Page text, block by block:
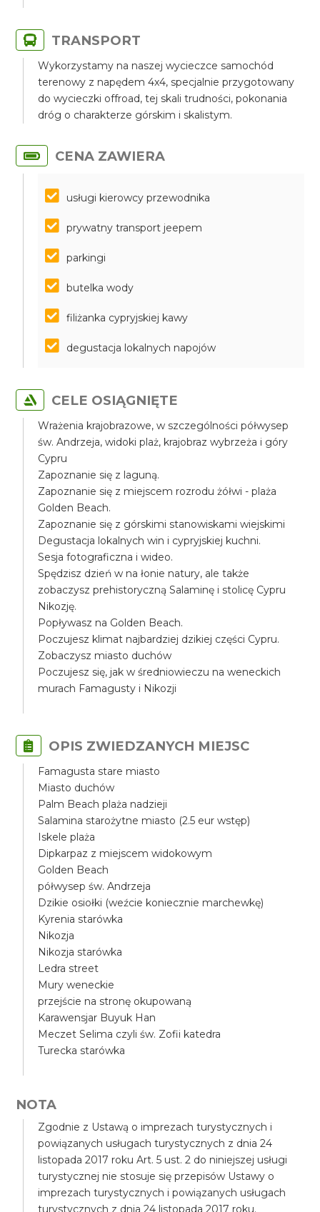
TRANSPORT
Wykorzystamy na naszej wycieczce samochód
terenowy z napędem 4x4, specjalnie przygotowany
do wycieczki offroad, tej skali trudności, pokonania
dróg o charakterze górskim i skalistym.
CENA ZAWIERA
usługi kierowcy przewodnika
prywatny transport jeepem
parkingi
butelka wody
filiżanka cypryjskiej kawy
degustacja lokalnych napojów
CELE OSIĄGNIĘTE
Wrażenia krajobrazowe, w szczególności półwysep
św. Andrzeja, widoki plaż, krajobraz wybrzeża i góry
Cypru
Zapoznanie się z laguną.
Zapoznanie się z miejscem rozrodu żółwi - plaża
Golden Beach.
Zapoznanie się z górskimi stanowiskami wiejskimi
Degustacja lokalnych win i cypryjskiej kuchni.
Sesja fotograficzna i wideo.
Spędzisz dzień w na łonie natury, ale także
zobaczysz prehistoryczną Salaminę i stolicę Cypru
Nikozję.
Popływasz na Golden Beach.
Poczujesz klimat najbardziej dzikiej części Cypru.
Zobaczysz miasto duchów
Poczujesz się, jak w średniowieczu na weneckich
murach Famagusty i Nikozji
OPIS ZWIEDZANYCH MIEJSC
Famagusta stare miasto
Miasto duchów
Palm Beach plaża nadzieji
Salamina starożytne miasto (2.5 eur wstęp)
Iskele plaża
Dipkarpaz z miejscem widokowym
Golden Beach
półwysep św. Andrzeja
Dzikie osiołki (weźcie koniecznie marchewkę)
Kyrenia starówka
Nikozja
Nikozja starówka
Ledra street
Mury weneckie
przejście na stronę okupowaną
Karawensjar Buyuk Han
Meczet Selima czyli św. Zofii katedra
Turecka starówka
NOTA
Zgodnie z Ustawą o imprezach turystycznych i
powiązanych usługach turystycznych z dnia 24
listopada 2017 roku Art. 5 ust. 2 do niniejszej usługi
turystycznej nie stosuje się przepisów Ustawy o
imprezach turystycznych i powiązanych usługach
turystycznych z dnia 24 listopada 2017 roku.